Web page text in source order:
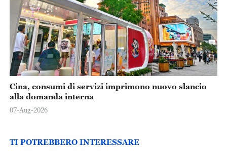
Cina, consumi di servizi imprimono nuovo slancio
alla domanda interna
07-Aug-2026
TI POTREBBERO INTERESSARE